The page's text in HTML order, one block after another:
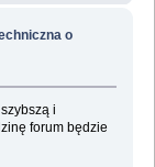
o
i
forum będzie